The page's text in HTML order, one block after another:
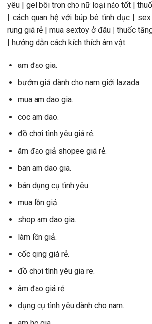
yêu | gel bôi trơn cho nữ loại nào tốt |
| cách quan hệ với búp bê tình dục |
rung giá rẻ | mua sextoy ở đâu | thuốc
| hướng dẫn cách kích thích âm vật.
am đao gia.
bướm giả dành cho nam giới lazada.
mua am dao gia.
coc am dao.
đồ chơi tình yêu giá rẻ.
âm đao giả shopee giá rẻ.
ban am dao gia.
bán dụng cụ tình yêu.
mua lồn giả.
shop am dao gia.
làm lồn giả.
cốc qing giá rẻ.
đồ chơi tình yêu gia re.
âm đao giá rẻ.
dụng cụ tình yêu dành cho nam.